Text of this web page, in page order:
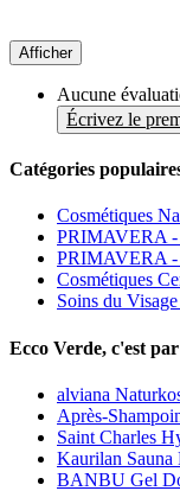
Afficher
Aucune
Écrivez le
Catégories
Cosmétiques
PRIMAVERA -
PRIMAVERA -
Cosmétiques
Soins du
Ecco Verde, c'est
alviana
Après-
Saint Charles
Kaurilan
BANBU Gel